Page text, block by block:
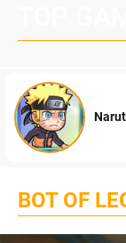
BOT OF